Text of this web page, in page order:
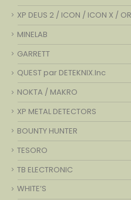
XP DEUS 2 / ICON / ICON X /
MINELAB
GARRETT
QUEST par DETEKNIX.Inc
NOKTA / MAKRO
XP METAL DETECTORS
BOUNTY HUNTER
TESORO
TB ELECTRONIC
WHITE’S